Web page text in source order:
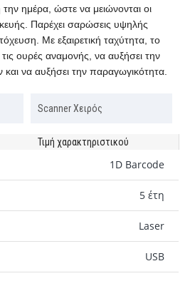
ημέρα, ώστε να μειώνονται οι
Παρέχει σαρώσεις υψηλής
Με εξαιρετική ταχύτητα, το
ουρές αναμονής, να αυξήσει την
να αυξήσει την παραγωγικότητα.
Scanner Χειρός
Τιμή χαρακτηριστικού
1D Barcode
5 έτη
Laser
USB